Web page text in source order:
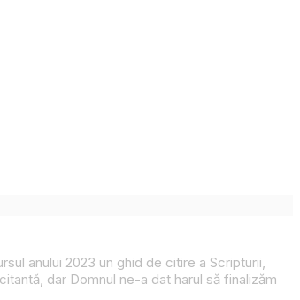
anului 2023 un ghid de citire a Scripturii,
dar Domnul ne-a dat harul să finalizăm